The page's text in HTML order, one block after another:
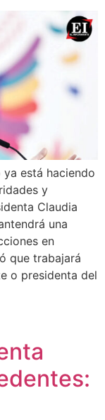
está haciendo
y
Claudia
una
en
que trabajará
o presidenta del